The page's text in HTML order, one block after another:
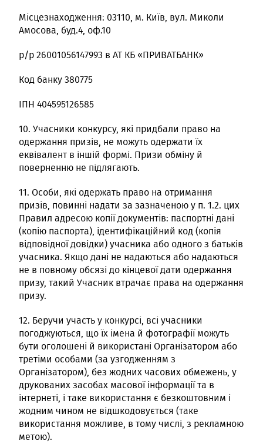
Місцезнаходження: 03110, м. Київ, вул. Миколи
Амосова, буд.4, оф.10
р/р 26001056147993 в АТ КБ «ПРИВАТБАНК»
Код банку 380775
ІПН 404595126585
10. Учасники конкурсу, які придбали право на
одержання призів, не можуть одержати їх
еквівалент в іншій формі. Призи обміну й
поверненню не підлягають.
11. Особи, які одержать право на отримання
призів, повинні надати за зазначеною у п. 1.2. цих
Правил адресою копії документів: паспортні дані
(копію паспорта), ідентифікаційний код (копія
відповідної довідки) учасника або одного з батьків
учасника. Якщо дані не надаються або надаються
не в повному обсязі до кінцевої дати одержання
призу, такий Учасник втрачає права на одержання
призу.
12. Беручи участь у конкурсі, всі учасники
погоджуються, що їх імена й фотографії можуть
бути оголошені й використані Організатором або
третіми особами (за узгодженням з
Організатором), без жодних часових обмежень, у
друкованих засобах масової інформації та в
інтернеті, і таке використання є безкоштовним і
жодним чином не відшкодовується (таке
використання можливе, в тому числі, з рекламною
метою).